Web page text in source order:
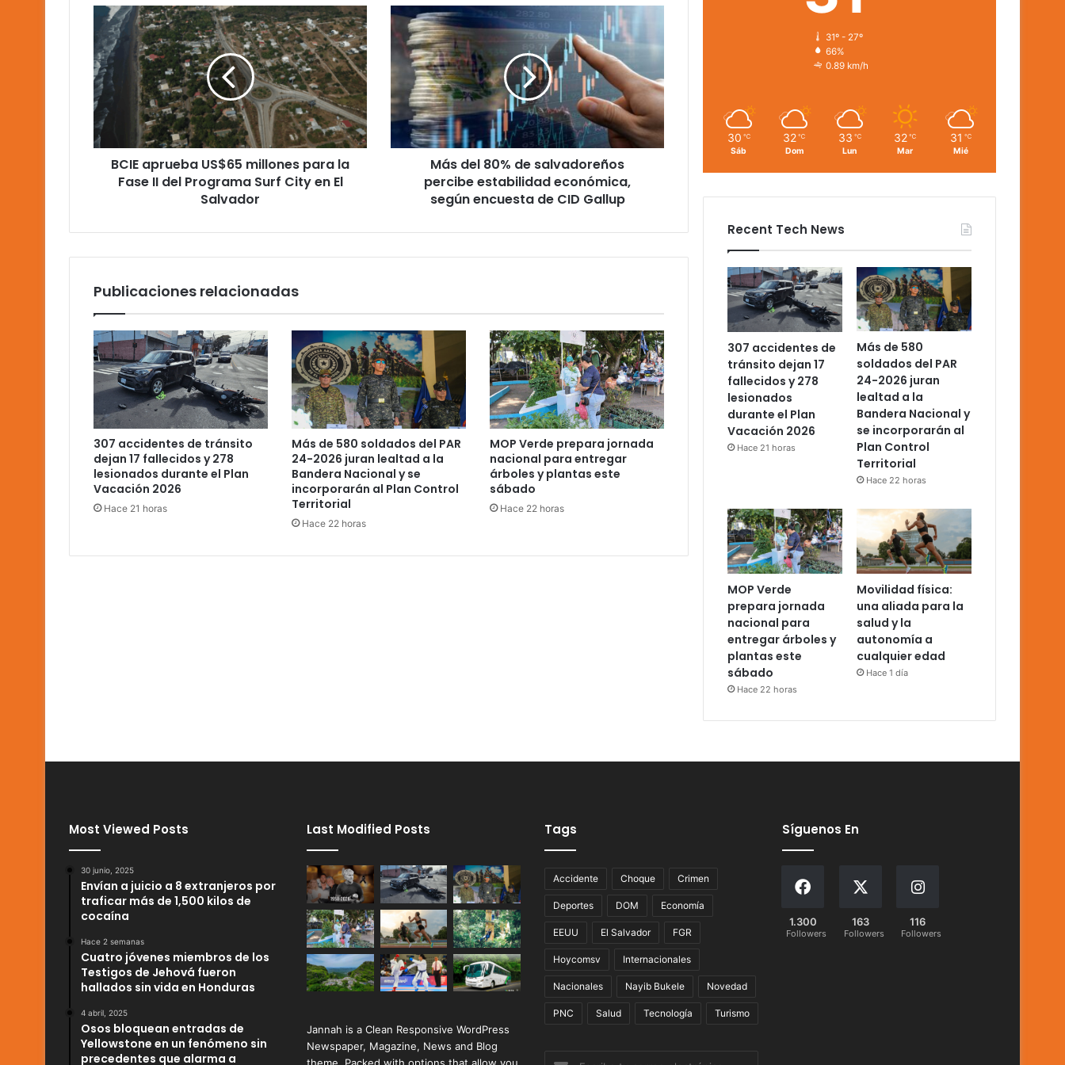
BCIE
aprueba
US$65
millones
para
la
Fase
II
del
Programa
El
BCIE aprueba US$65 millones para la
Fase II del Programa Surf City en El
Salvador
Más
del
80%
de
salvadoreños
percibe
estabilidad
económica,
según
encuestaMás del 80% de salvadoreños
percibe estabilidad económica,
según encuesta de CID Gallup
Publicaciones relacionadas
307 accidentes de tránsito
dejan 17 fallecidos y 278
lesionados durante el Plan
Vacación 2026
Hace 21 horas
Más de 580 soldados del PAR
24-2026 juran lealtad a la
Bandera Nacional y se
incorporarán al Plan Control
Territorial
Hace 22 horas
MOP Verde prepara jornada
nacional para entregar
árboles y plantas este
sábado
Hace 22 horas
31º - 27º
66%
0.89 km/h
30 ℃
Sáb
32 ℃
Dom
33 ℃
Lun
32 ℃
Mar
31 ℃
Mié
Recent Tech News
307 accidentes de
tránsito dejan 17
fallecidos y 278
lesionados
durante el Plan
Vacación 2026
Hace 21 horas
Más de 580
soldados del PAR
24-2026 juran
lealtad a la
Bandera Nacional y
se incorporarán al
Plan Control
Territorial
Hace 22 horas
MOP Verde
prepara jornada
nacional para
entregar árboles y
plantas este
sábado
Hace 22 horas
Movilidad física:
una aliada para la
salud y la
autonomía a
cualquier edad
Hace 1 día
Most Viewed Posts
30 junio, 2025
Envían a juicio a 8 extranjeros por
traficar más de 1,500 kilos de
cocaína
Hace 2 semanas
Cuatro jóvenes miembros de los
Testigos de Jehová fueron
hallados sin vida en Honduras
4 abril, 2025
Osos bloquean entradas de
Yellowstone en un fenómeno sin
precedentes que alarma a
Last Modified Posts
Jannah is a Clean Responsive WordPress
Newspaper, Magazine, News and Blog
Tags
Accidente Choque Crimen
Deportes DOM Economía
EEUU El Salvador FGR
Hoycomsv Internacionales
Nacionales Nayib Bukele Novedad
PNC Salud Tecnología Turismo
Síguenos En
1.300
Followers
163
Followers
116
Followers